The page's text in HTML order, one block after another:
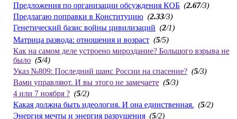
Предложения по организации обсуждения КОБ (2.67/3)
Предлагаю поправки в Конституцию (2.33/3)
Генетический базис войны цивилизаций (2/1)
Матрица развода: отношения и возраст (5/5)
Как на самом деле устроено мироздание? Большого взрыва не
было (5/4)
Указ №809: Последний шанс России на спасение? (5/3)
Вами управляют. И вы этого не замечаете (5/3)
4 или 7 ноября ? (5/2)
Какая должна быть идеология. И она единственная. (5/2)
Энергия мечты и энергия разрушения (5/2)